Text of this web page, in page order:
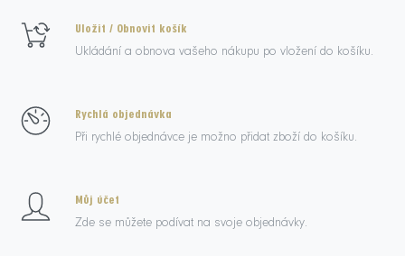
Uložit / Obnovit košík
Ukládání a obnova vašeho nákupu po vložení do košíku.
Rychlá objednávka
Při rychlé objednávce je možno přidat zboží do košíku.
Můj účet
Zde se můžete podívat na svoje objednávky.